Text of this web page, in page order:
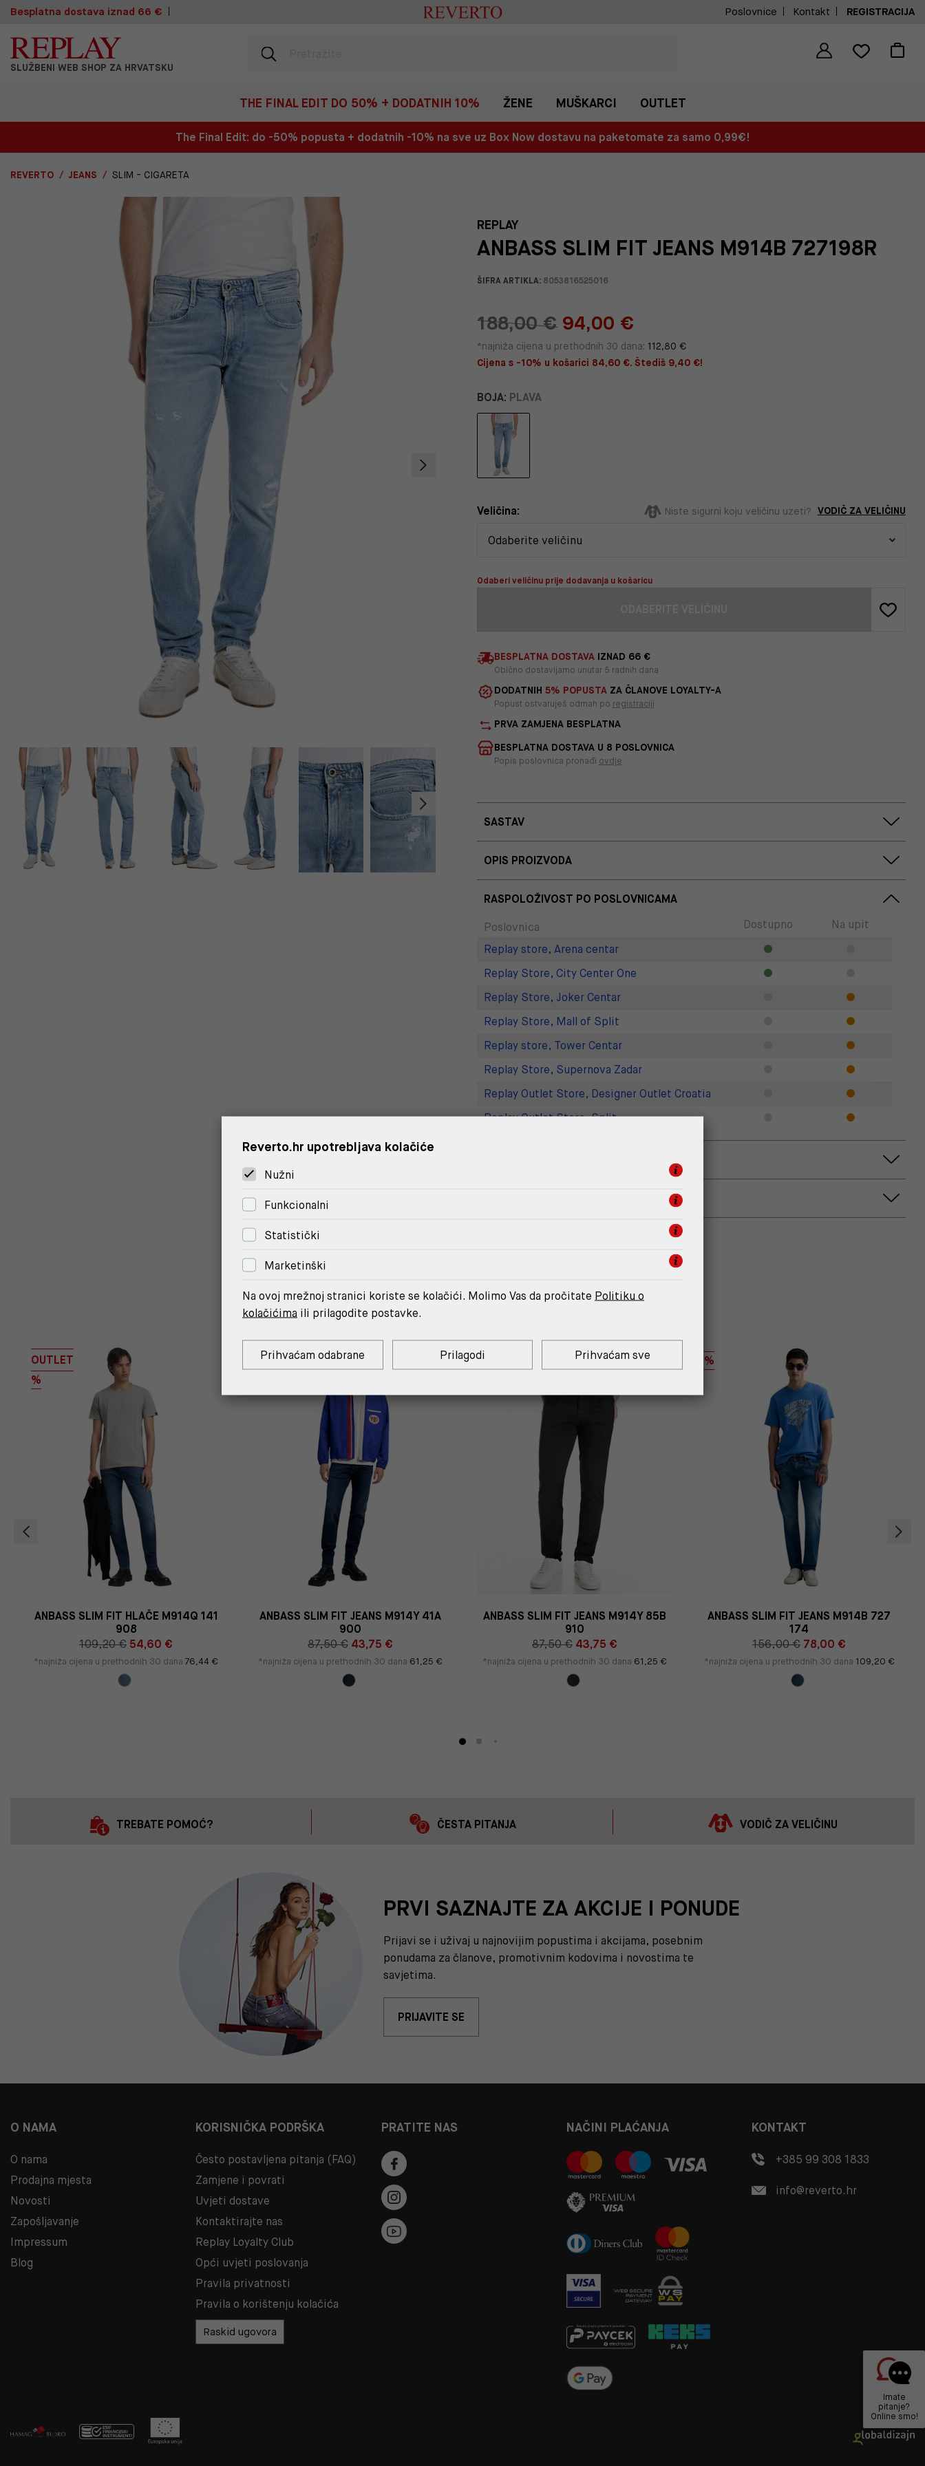
Besplatna dostava iznad 66 € Poslovnice Kontakt REGISTRACIJA
SLUŽBENI WEB SHOP ZA HRVATSKU
THE FINAL EDIT DO 50% + DODATNIH 10% ŽENE MUŠKARCI OUTLET
The Final Edit: do -50% popusta + dodatnih -10% na sve uz Box Now dostavu na paketomate za samo 0,99€!
REVERTO JEANS SLIM - CIGARETA
REPLAY
ANBASS SLIM FIT JEANS M914B 727198R
ŠIFRA ARTIKLA:8053816525016
188,00 € 94,00 €
*najniža cijena u prethodnih 30 dana: 112,80 €
Cijena s -10% u košarici 84,60 €. Štediš 9,40 €!
BOJA: PLAVA
Veličina: Niste sigurni koju veličinu uzeti? VODIČ ZA VELIČINU
Odaberi veličinu prije dodavanja u košaricu
BESPLATNA DOSTAVAIZNAD 66 €
Obično dostavljamo unutar 5 radnih dana
DODATNIH 5% POPUSTAZA ČLANOVE LOYALTY-A
Popust ostvaruješ odmah po registraciji
PRVA ZAMJENA BESPLATNA
BESPLATNA DOSTAVA U 8 POSLOVNICA
Popis poslovnica pronađi ovdje
SASTAV
OPIS PROIZVODA
RASPOLOŽIVOST PO POSLOVNICAMA
Poslovnica
Dostupno
Na upit
Replay store, Arena centar
Replay Store, City Center One
Replay Store, Joker Centar
Replay Store, Mall of Split
Replay store, Tower Centar
Replay Store, Supernova Zadar
Replay Outlet Store, Designer Outlet Croatia
Replay Outlet Store, Split
MOŽDA ĆE TI SE SVIDJETI
OUTLET
%
ANBASS SLIM FIT HLAČE M914Q 141
908
109,20 € 54,60 €
*najniža cijena u prethodnih 30 dana 76,44 €
OUTLET
ANBASS SLIM FIT JEANS M914Y 41A
900
87,50 € 43,75 €
*najniža cijena u prethodnih 30 dana 61,25 €
OUTLET
ANBASS SLIM FIT JEANS M914Y 85B
910
87,50 € 43,75 €
*najniža cijena u prethodnih 30 dana 61,25 €
%
ANBASS SLIM FIT JEANS M914B 727
174
156,00 € 78,00 €
*najniža cijena u prethodnih 30 dana 109,20 €
TREBATE POMOĆ? ČESTA PITANJA VODIČ ZA VELIČINU
PRVI SAZNAJTE ZA AKCIJE I PONUDE
Prijavi se i uživaj u najnovijim popustima i akcijama, posebnim
ponudama za članove, promotivnim kodovima i novostima te
savjetima.
PRIJAVITE SE
O NAMA
O nama
Prodajna mjesta
Novosti
Zapošljavanje
Impressum
Blog
KORISNIČKA PODRŠKA
Često postavljena pitanja (FAQ)
Zamjene i povrati
Uvjeti dostave
Kontaktirajte nas
Replay Loyalty Club
Opći uvjeti poslovanja
Pravila privatnosti
Pravila o korištenju kolačića
Raskid ugovora
PRATITE NAS NAČINI PLAĆANJA KONTAKT
+385 99 308 1833
info@reverto.hr
Imate
pitanje?
Online smo!
Reverto.hr upotrebljava kolačiće
Nužni
Funkcionalni
Statistički
Marketinški
Na ovoj mrežnoj stranici koriste se kolačići. Molimo Vas da pročitate Politiku o
kolačićima ili prilagodite postavke.
Prihvaćam odabrane Prilagodi Prihvaćam sve